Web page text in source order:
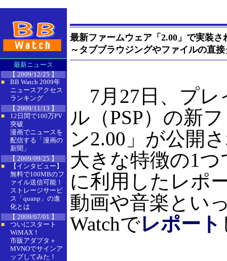
最新ニュース
【 2009/12/25 】
■
BB Watch 2009年
ニュースアクセス
ランキング
【 2009/11/13 】
■
12日間で100万PV
突破
漫画でニュースを
配信する「漫画の
新聞」
【 2009/09/25 】
■
【インタビュー】
無料で100MBのフ
ァイル送信可能！
ストレージサービ
ス「quanp」の進
化とは
【 2009/07/01 】
■
ついにスタート
WiMAX！
市販アダプタ＋
MVNOでサインア
ップしてみた！
最新ファームウェア「2.00」で実装
～タブブラウジングやファイルの直
7月27日、プレ
ル（PSP）の新
ン2.00」が公開
大きな特徴の1
に利用したレポ
動画や音楽とい
Watchでレポート